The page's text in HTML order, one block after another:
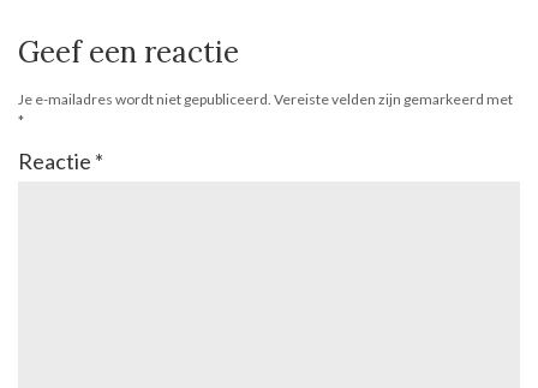
Geef een reactie
Je e-mailadres wordt niet gepubliceerd. Vereiste velden zijn gemarkeerd met
*
Reactie *